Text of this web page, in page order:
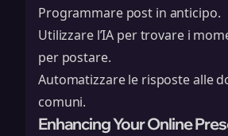
Programmare post in anticipo.
Utilizzare l’IA per trovare i
per postare.
Automatizzare le risposte alle
comuni.
Enhancing Your Online